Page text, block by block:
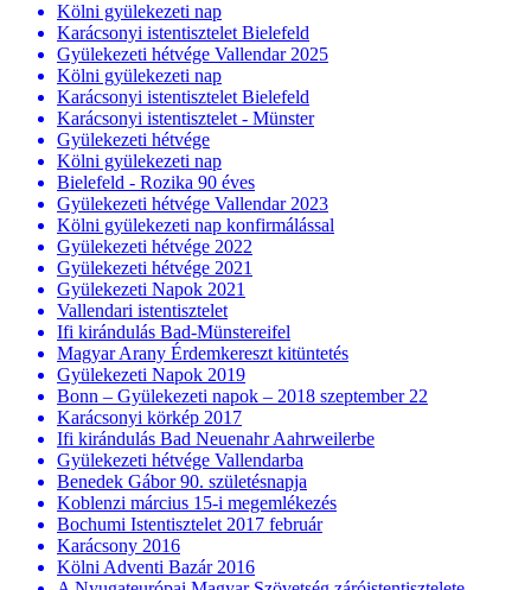
Kölni gyülekezeti nap
Karácsonyi istentisztelet Bielefeld
Gyülekezeti hétvége Vallendar 2025
Kölni gyülekezeti nap
Karácsonyi istentisztelet Bielefeld
Karácsonyi istentisztelet - Münster
Gyülekezeti hétvége
Kölni gyülekezeti nap
Bielefeld - Rozika 90 éves
Gyülekezeti hétvége Vallendar 2023
Kölni gyülekezeti nap konfirmálással
Gyülekezeti hétvége 2022
Gyülekezeti hétvége 2021
Gyülekezeti Napok 2021
Vallendari istentisztelet
Ifi kirándulás Bad-Münstereifel
Magyar Arany Érdemkereszt kitüntetés
Gyülekezeti Napok 2019
Bonn – Gyülekezeti napok – 2018 szeptember 22
Karácsonyi körkép 2017
Ifi kirándulás Bad Neuenahr Aahrweilerbe
Gyülekezeti hétvége Vallendarba
Benedek Gábor 90. születésnapja
Koblenzi március 15-i megemlékezés
Bochumi Istentisztelet 2017 február
Karácsony 2016
Kölni Adventi Bazár 2016